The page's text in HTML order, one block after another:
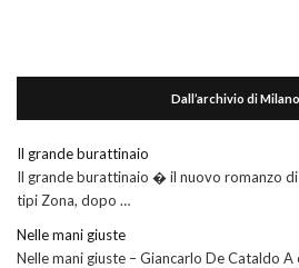
Dall’archivio di
Il grande burattinaio
Il grande burattinaio � il nuovo romanzo
tipi Zona, dopo …
Nelle mani giuste
Nelle mani giuste – Giancarlo De Cataldo A